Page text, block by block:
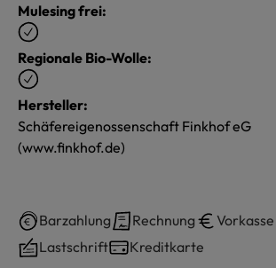
Mulesing frei:
Regionale Bio-Wolle:
Hersteller:
Schäfereigenossenschaft Finkhof eG
(www.finkhof.de)
Barzahlung Rechnung Vorkasse
Lastschrift
Kreditkarte